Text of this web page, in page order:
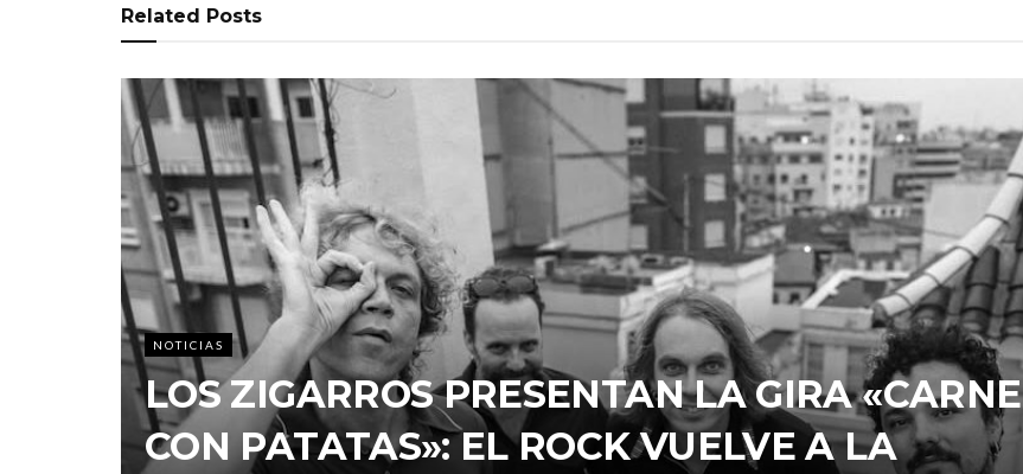
Related Posts
NOTICIAS
LOS ZIGARROS PRESENTAN LA GIRA «CARNE
CON PATATAS»: EL ROCK VUELVE A LA